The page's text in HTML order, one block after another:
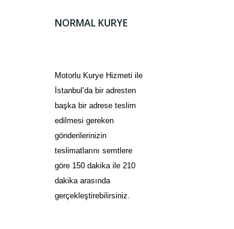
NORMAL KURYE
Motorlu Kurye Hizmeti ile
İstanbul’da bir adresten
başka bir adrese teslim
edilmesi gereken
gönderilerinizin
teslimatlarını semtlere
göre 150 dakika ile 210
dakika arasında
gerçekleştirebilirsiniz.